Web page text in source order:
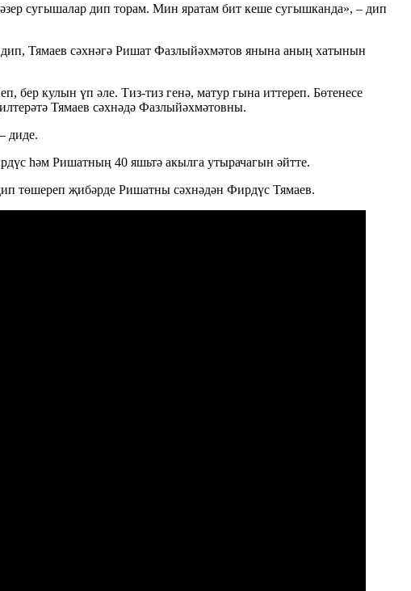
сугышалар дип торам. Мин яратам бит кеше сугышканда», – дип
Тямаев сәхнәгә Ришат Фазлыйәхмәтов янына аның хатынын
кулын үп әле. Тиз-тиз генә, матур гына иттереп. Бөтенесе
Тямаев сәхнәдә Фазлыйәхмәтовны.
диде.
һәм Ришатның 40 яшьтә акылга утырачагын әйтте.
төшереп җибәрде Ришатны сәхнәдән Фирдүс Тямаев.